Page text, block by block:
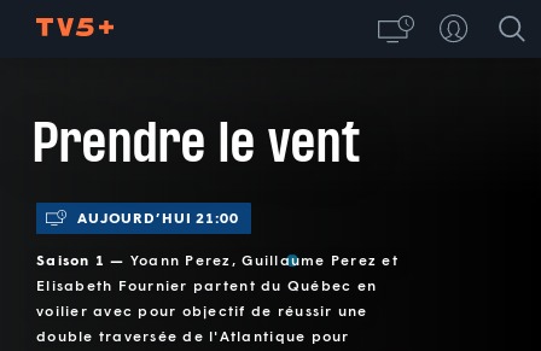
Prendre le vent
AUJOURD’HUI 21:00
Saison 1 — Yoann Perez, Guillaume Perez et
Elisabeth Fournier partent du Québec en
voilier avec pour objectif de réussir une
double traversée de l'Atlantique pour